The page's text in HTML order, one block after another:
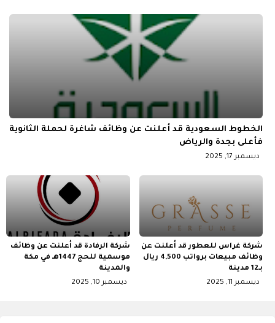
الخطوط السعودية قد أعلنت عن وظائف شاغرة لحملة الثانوية
فأعلى بجدة والرياض
ديسمبر 17, 2025
شركة غراس للعطور قد أعلنت عن
وظائف مبيعات برواتب 4,500 ريال
بـ12 مدينة
ديسمبر 11, 2025
شركة الرفادة قد أعلنت عن وظائف
موسمية للحج 1447هـ في مكة
والمدينة
ديسمبر 10, 2025